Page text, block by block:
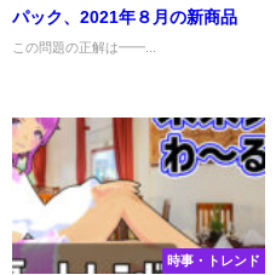
パック、2021年８月の新商品
この問題の正解は━━...
時事・トレンド